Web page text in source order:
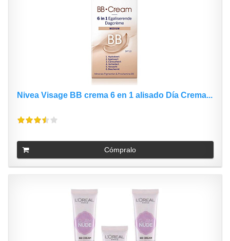
Nivea Visage BB crema 6 en 1 alisado Día Crema...
Cómpralo